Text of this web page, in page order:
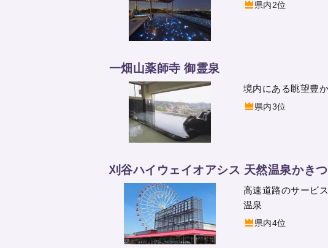
県内2位
一畑山薬師寺 御霊泉
境内にある眺望豊
県内3位
刈谷ハイウェイオアシス 天然温泉かき
高速道路のサービ
温泉
県内4位